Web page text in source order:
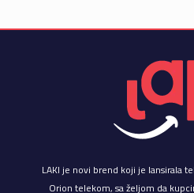
LAKI je novi brend koji je lansirala
Orion telekom, sa željom da